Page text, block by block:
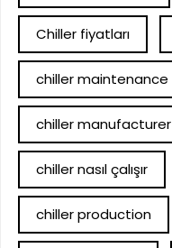
Chiller fiyatları
chiller maintenance
chiller manufacturer
chiller nasıl çalışır
chiller production